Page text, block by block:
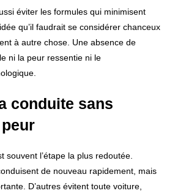
éviter les formules qui minimisent
qu’il faudrait se considérer chanceux
à autre chose. Une absence de
ni la peur ressentie ni le
conduite sans
souvent l’étape la plus redoutée.
de nouveau rapidement, mais
D’autres évitent toute voiture,